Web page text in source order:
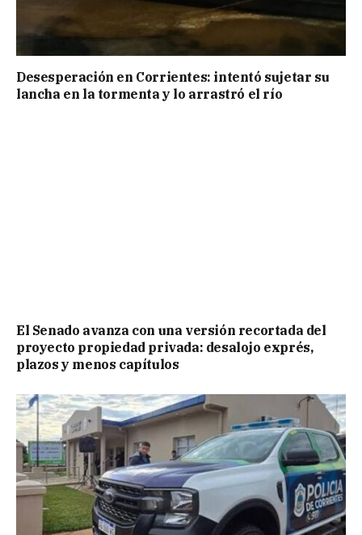
Desesperación en Corrientes: intentó sujetar su
lancha en la tormenta y lo arrastró el río
El Senado avanza con una versión recortada del
proyecto propiedad privada: desalojo exprés,
plazos y menos capítulos